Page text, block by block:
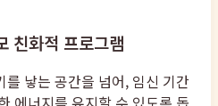
친화적 프로그램
낳는 공간을 넘어, 임신 기간